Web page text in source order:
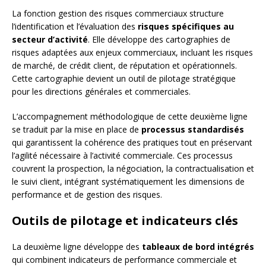
La fonction gestion des risques commerciaux structure
l’identification et l’évaluation des risques spécifiques au
secteur d’activité. Elle développe des cartographies de
risques adaptées aux enjeux commerciaux, incluant les risques
de marché, de crédit client, de réputation et opérationnels.
Cette cartographie devient un outil de pilotage stratégique
pour les directions générales et commerciales.
L’accompagnement méthodologique de cette deuxième ligne
se traduit par la mise en place de processus standardisés
qui garantissent la cohérence des pratiques tout en préservant
l’agilité nécessaire à l’activité commerciale. Ces processus
couvrent la prospection, la négociation, la contractualisation et
le suivi client, intégrant systématiquement les dimensions de
performance et de gestion des risques.
Outils de pilotage et indicateurs clés
La deuxième ligne développe des tableaux de bord intégrés
qui combinent indicateurs de performance commerciale et